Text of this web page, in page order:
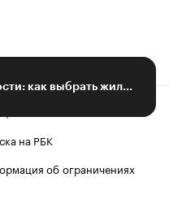
Шторм на рынке недвижимости: как выбрать жилье с минимальными рисками
на РБК
об ограничениях